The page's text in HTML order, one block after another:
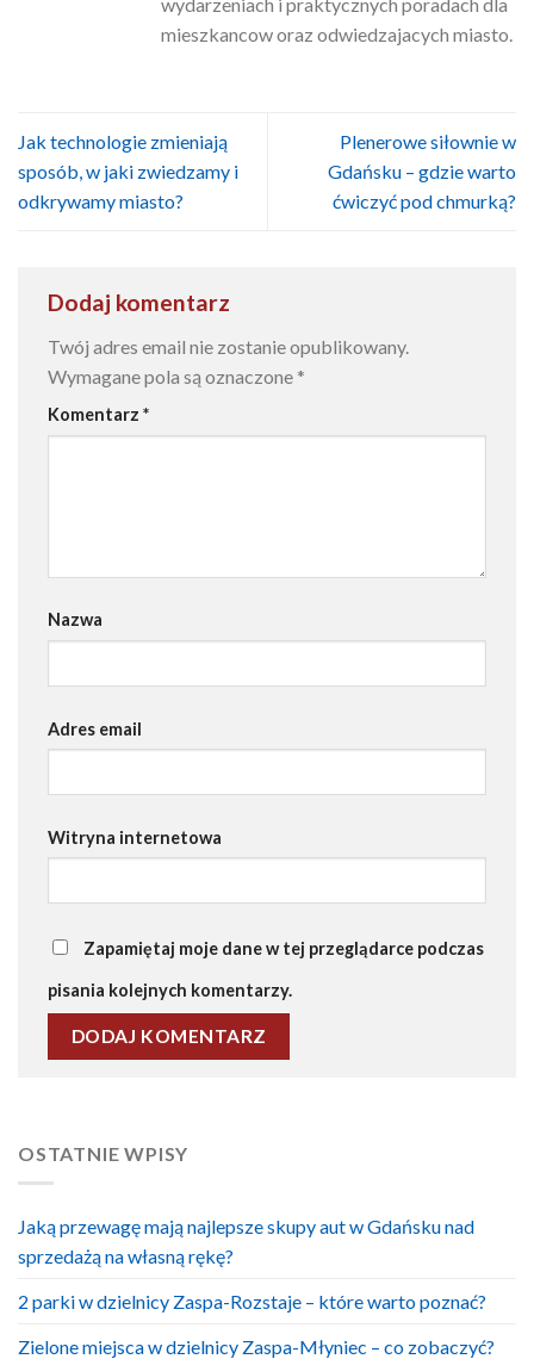
wydarzeniach i praktycznych poradach dla
mieszkancow oraz odwiedzajacych miasto.
Jak technologie zmieniają
sposób, w jaki zwiedzamy i
odkrywamy miasto?
Plenerowe siłownie w
Gdańsku – gdzie warto
ćwiczyć pod chmurką?
Dodaj komentarz
Twój adres email nie zostanie opublikowany.
Wymagane pola są oznaczone *
Komentarz *
Nazwa
Adres email
Witryna internetowa
Zapamiętaj moje dane w tej przeglądarce podczas
pisania kolejnych komentarzy.
OSTATNIE WPISY
Jaką przewagę mają najlepsze skupy aut w Gdańsku nad
sprzedażą na własną rękę?
2 parki w dzielnicy Zaspa-Rozstaje – które warto poznać?
Zielone miejsca w dzielnicy Zaspa-Młyniec – co zobaczyć?